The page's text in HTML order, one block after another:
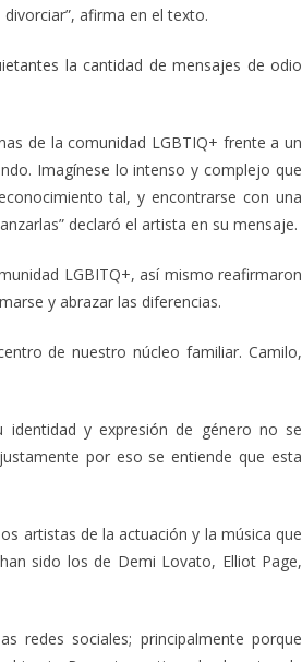
afirma en el texto.
la cantidad de mensajes de odio
de la comunidad LGBTIQ+ frente a un
Imagínese lo intenso y complejo que
tal, y encontrarse con una
declaró el artista en su mensaje.
LGBITQ+, así mismo reafirmaron
y abrazar las diferencias.
de nuestro núcleo familiar. Camilo,
identidad y expresión de género no se
por eso se entiende que esta
artistas de la actuación y la música que
sido los de Demi Lovato, Elliot Page,
redes sociales; principalmente porque